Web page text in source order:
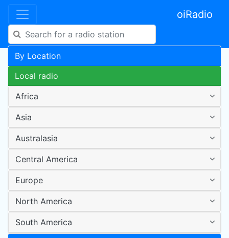
oiRadio
By Location
Local radio
Africa
Asia
Australasia
Central America
Europe
North America
South America